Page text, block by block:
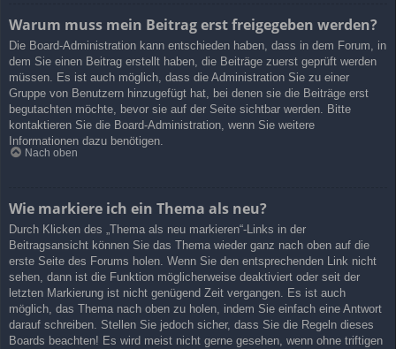
Warum muss mein Beitrag erst freigegeben werden?
Die Board-Administration kann entschieden haben, dass in dem Forum, in
dem Sie einen Beitrag erstellt haben, die Beiträge zuerst geprüft werden
müssen. Es ist auch möglich, dass die Administration Sie zu einer
Gruppe von Benutzern hinzugefügt hat, bei denen sie die Beiträge erst
begutachten möchte, bevor sie auf der Seite sichtbar werden. Bitte
kontaktieren Sie die Board-Administration, wenn Sie weitere
Informationen dazu benötigen.
Nach oben
Wie markiere ich ein Thema als neu?
Durch Klicken des „Thema als neu markieren“-Links in der
Beitragsansicht können Sie das Thema wieder ganz nach oben auf die
erste Seite des Forums holen. Wenn Sie den entsprechenden Link nicht
sehen, dann ist die Funktion möglicherweise deaktiviert oder seit der
letzten Markierung ist nicht genügend Zeit vergangen. Es ist auch
möglich, das Thema nach oben zu holen, indem Sie einfach eine Antwort
darauf schreiben. Stellen Sie jedoch sicher, dass Sie die Regeln dieses
Boards beachten! Es wird meist nicht gerne gesehen, wenn ohne triftigen